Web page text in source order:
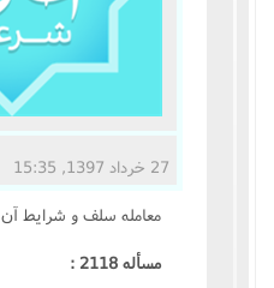
زندگی نامه مراجع تقلید
27 خرداد 1397, 15:35
معامله سلف و شرايط آن
مسأله 2118 :